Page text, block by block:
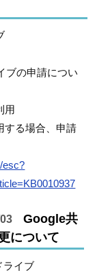
ブの申請につい
用
する場合、申請
esc?
Google共
について
ライブ